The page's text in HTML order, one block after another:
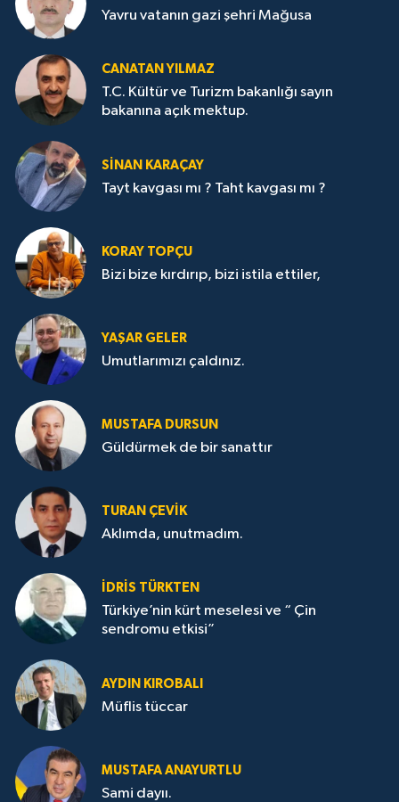
Yavru vatanın gazi şehri Mağusa
CANATAN YILMAZ
T.C. Kültür ve Turizm bakanlığı sayın
bakanına açık mektup.
SİNAN KARAÇAY
Tayt kavgası mı ? Taht kavgası mı ?
KORAY TOPÇU
Bizi bize kırdırıp, bizi istila ettiler,
YAŞAR GELER
Umutlarımızı çaldınız.
MUSTAFA DURSUN
Güldürmek de bir sanattır
TURAN ÇEVİK
Aklımda, unutmadım.
İDRİS TÜRKTEN
Türkiye’nin kürt meselesi ve “ Çin
sendromu etkisi”
AYDIN KIROBALI
Müflis tüccar
MUSTAFA ANAYURTLU
Sami dayıı.